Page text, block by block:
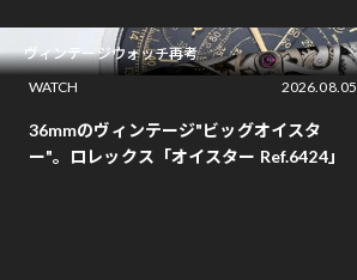
ヴィンテージウォッチ再考
WATCH
2026.08.05
36mmのヴィンテージ"ビッグオイスタ
ー"。ロレックス「オイスター Ref.6424」